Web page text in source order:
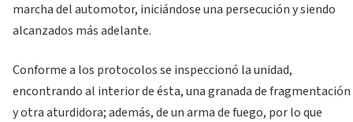
marcha del automotor, iniciándose una persecución y siendo
alcanzados más adelante.
Conforme a los protocolos se inspeccionó la unidad,
encontrando al interior de ésta, una granada de fragmentación
y otra aturdidora; además, de un arma de fuego, por lo que